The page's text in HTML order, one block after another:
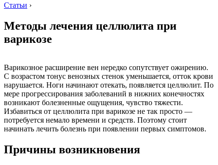
Статьи ›
Методы лечения целлюлита при
варикозе
Варикозное расширение вен нередко сопутствует ожирению.
С возрастом тонус венозных стенок уменьшается, отток крови
нарушается. Ноги начинают отекать, появляется целлюлит. По
мере прогрессирования заболеваний в нижних конечностях
возникают болезненные ощущения, чувство тяжести.
Избавиться от целлюлита при варикозе не так просто —
потребуется немало времени и средств. Поэтому стоит
начинать лечить болезнь при появлении первых симптомов.
Причины возникновения